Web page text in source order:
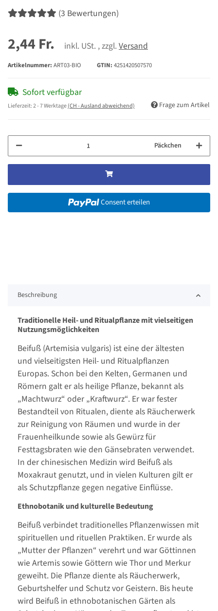
(3 Bewertungen)
2,44 Fr. inkl. USt. , zzgl. Versand
Artikelnummer: ART03-BIO GTIN: 4251420507570
Sofort verfügbar
Lieferzeit:2 - 7 Werktage(CH - Ausland abweichend) Frage zum Artikel
Päckchen
Consent erteilen
Beschreibung
Traditionelle Heil- und Ritualpflanze mit vielseitigen
Nutzungsmöglichkeiten
Beifuß (Artemisia vulgaris) ist eine der ältesten
und vielseitigsten Heil- und Ritualpflanzen
Europas. Schon bei den Kelten, Germanen und
Römern galt er als heilige Pflanze, bekannt als
„Machtwurz“ oder „Kraftwurz“. Er war fester
Bestandteil von Ritualen, diente als Räucherwerk
zur Reinigung von Räumen und wurde in der
Frauenheilkunde sowie als Gewürz für
Festtagsbraten wie den Gänsebraten verwendet.
In der chinesischen Medizin wird Beifuß als
Moxakraut genutzt, und in vielen Kulturen gilt er
als Schutzpflanze gegen negative Einflüsse.
Ethnobotanik und kulturelle Bedeutung
Beifuß verbindet traditionelles Pflanzenwissen mit
spirituellen und rituellen Praktiken. Er wurde als
„Mutter der Pflanzen“ verehrt und war Göttinnen
wie Artemis sowie Göttern wie Thor und Merkur
geweiht. Die Pflanze diente als Räucherwerk,
Geburtshelfer und Schutz vor Geistern. Bis heute
wird Beifuß in ethnobotanischen Gärten als